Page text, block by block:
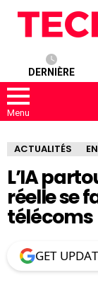
DERNIÈRE
Menu
ACTUALITÉS
L’IA
réelle se
télécoms
GET